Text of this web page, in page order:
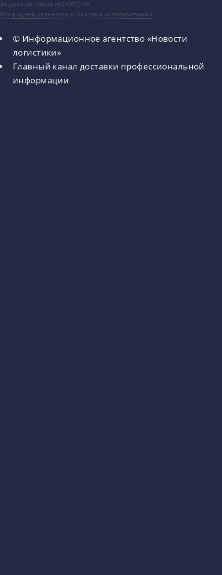
Защита от спама reCAPTCHA
Конфиденциальность иУсловия использования.
© Информационное агентство «Новости
логистики»
Главный канал доставки профессиональной
информации